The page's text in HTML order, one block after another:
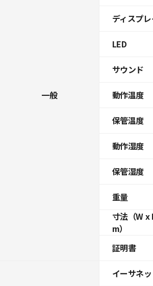
一般
ディスプ
LED
サウンド
動作温度
保管温度
動作湿度
保管湿度
重量
寸法（W x
m）
証明書
イーサネ